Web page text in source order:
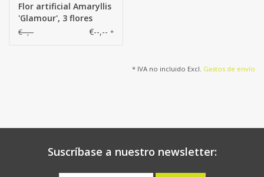
Flor artificial Amaryllis
'Glamour', 3 flores
€--,-- €--,-- *
* IVA no incluido Excl. Gastos de envío
Suscríbase a nuestro newsletter: